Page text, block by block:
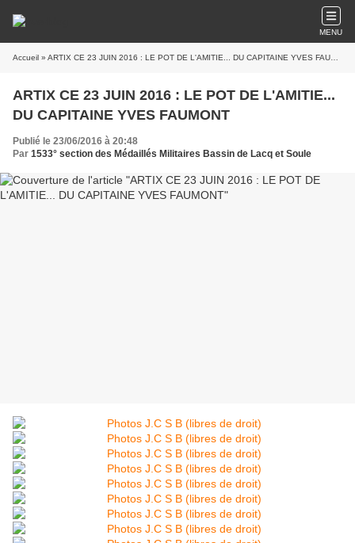
MENU
Accueil » ARTIX CE 23 JUIN 2016 : LE POT DE L'AMITIE... DU CAPITAINE YVES FAUMONT
ARTIX CE 23 JUIN 2016 : LE POT DE L'AMITIE...
DU CAPITAINE YVES FAUMONT
Publié le 23/06/2016 à 20:48
Par 1533° section des Médaillés Militaires Bassin de Lacq et Soule